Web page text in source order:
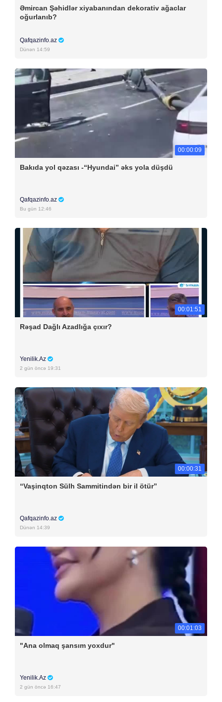
Əmircan Şəhidlər xiyabanından dekorativ ağaclar
oğurlanıb?
Qafqazinfo.az
Dünən 14:59
00:00:09
Bakıda yol qəzası -“Hyundai” əks yola düşdü
Qafqazinfo.az
Bu gün 12:46
00:01:51
Rəşad Dağlı Azadlığa çıxır?
Yenilik.Az
2 gün öncə 19:31
00:00:31
“Vaşinqton Sülh Sammitindən bir il ötür”
Qafqazinfo.az
Dünən 14:39
00:01:03
"Ana olmaq şansım yoxdur"
Yenilik.Az
2 gün öncə 16:47